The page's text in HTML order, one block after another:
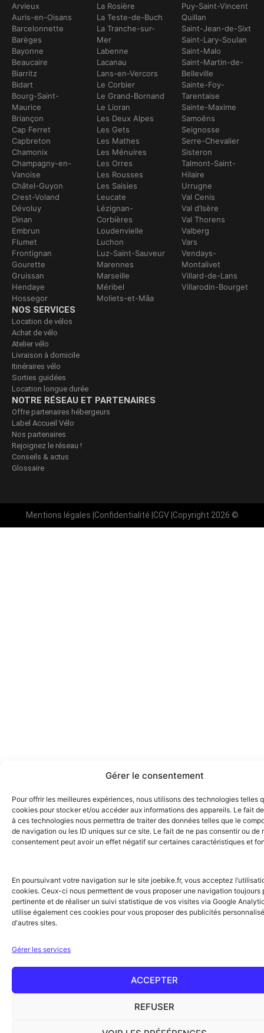
Gérer le consentement
Pour offrir les meilleures expériences, nous utilisons des technologies telles
cookies pour stocker et/ou accéder aux informations des appareils. Le fait
à ces technologies nous permettra de traiter des données telles que le
de navigation ou les ID uniques sur ce site. Le fait de ne pas consentir ou de
consentement peut avoir un effet négatif sur certaines caractéristiques et
En poursuivant votre navigation sur le site joebike.fr, vous acceptez
cookies. Ceux-ci nous permettent de vous proposer une navigation toujours
pertinente et de réaliser un suivi statistique de vos visites via Google
utilise également ces cookies pour vous proposer des publicités
d'autres sites.
Gérer les services
ACCEPTER
REFUSER
Arvieux
Auris-en-Oisans
Barcelonnette
Barèges
Bayonne
Beaucaire
Biarritz
Bidart
Bourg-Saint-
Maurice
Briançon
Cap Ferret
Capbreton
Chamonix
Champagny-en-
Vanoise
Châtel-Guyon
Crest-Voland
Dévoluy
Dinan
Embrun
Flumet
Frontignan
Gourette
Gruissan
Hendaye
Hossegor
La Rosière
La Teste-de-Buch
La Tranche-sur-
Mer
Labenne
Lacanau
Lans-en-Vercors
Le Corbier
Le Grand-Bornand
Le Lioran
Les Deux Alpes
Les Gets
Les Mathes
Les Ménuires
Les Orres
Les Rousses
Les Saisies
Leucate
Lézignan-
Corbières
Loudenvielle
Luchon
Luz-Saint-Sauveur
Marennes
Marseille
Méribel
Moliets-et-Mâa
Puy-Saint-Vincent
Quillan
Saint-Jean-de-Sixt
Saint-Lary-Soulan
Saint-Malo
Saint-Martin-de-
Belleville
Sainte-Foy-
Tarentaise
Sainte-Maxime
Samoëns
Seignosse
Serre-Chevalier
Sisteron
Talmont-Saint-
Hilaire
Urrugne
Val Cenis
Val d’Isère
Val Thorens
Valberg
Vars
Vendays-
Montalivet
Villard-de-Lans
Villarodin-Bourget
NOS SERVICES
Location de vélos
Achat de vélo
Atelier vélo
Livraison à domicile
Itinéraires vélo
Sorties guidées
Location longue durée
NOTRE RÉSEAU ET PARTENAIRES
Offre partenaires hébergeurs
Label Accueil Vélo
Nos partenaires
Rejoignez le réseau !
Conseils & actus
Glossaire
Mentions légales Confidentialité CGV| Copyright 2026 ©